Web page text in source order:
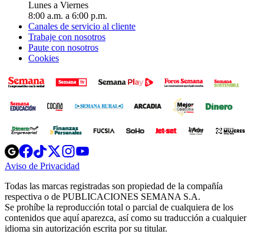
Lunes a Viernes
8:00 a.m. a 6:00 p.m.
Canales de servicio al cliente
Trabaje con nosotros
Paute con nosotros
Cookies
Opens
in
new
Opens
in
new
Opens
in
new
window
Opens
new
windowwindow
Aviso de Privacidad
new
window
Todas las marcas registradas son propiedad de la compañía
respectiva o de PUBLICACIONES SEMANA S.A.
Se prohíbe la reproducción total o parcial de cualquiera de los
contenidos que aquí aparezca, así como su traducción a cualquier
idioma sin autorización escrita por su titular.